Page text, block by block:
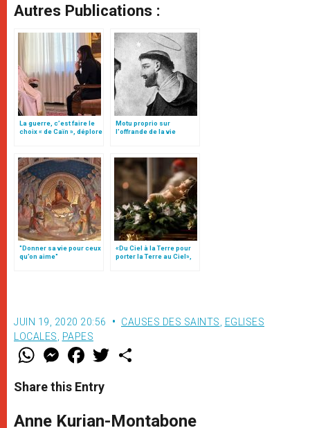
Autres Publications :
La guerre, c’est faire le
choix « de Caïn », déplore
Motu proprio sur
l'offrande de la vie
"Donner sa vie pour ceux
qu’on aime"
«Du Ciel à la Terre pour
porter la Terre au Ciel»,
JUIN 19, 2020 20:56 CAUSES DES SAINTS
EGLISES
LOCALES
PAPES
W
t
s
p
M
e
s
e
g
F
a
e
b
o
w
r
Share this Entry
Anne Kurian-Montabone